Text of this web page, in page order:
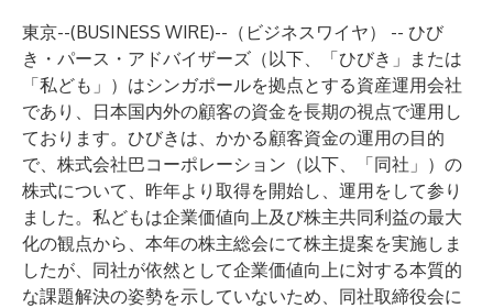
東京--(BUSINESS WIRE)-- （ビジネスワイヤ） -- ひび
き・パース・アドバイザーズ（以下、「ひびき」または
「私ども」）はシンガポールを拠点とする資産運用会社
であり、日本国内外の顧客の資金を長期の視点で運用し
ております。ひびきは、かかる顧客資金の運用の目的
で、株式会社巴コーポレーション（以下、「同社」）の
株式について、昨年より取得を開始し、運用をして参り
ました。私どもは企業価値向上及び株主共同利益の最大
化の観点から、本年の株主総会にて株主提案を実施しま
したが、同社が依然として企業価値向上に対する本質的
な課題解決の姿勢を示していないため、同社取締役会に